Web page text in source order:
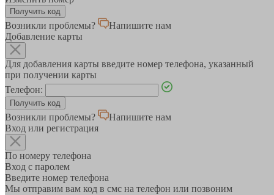
Возникли проблемы?
Напишите нам
Добавление карты
Для добавления карты введите номер телефона, указанный
при получении карты
Телефон:
Возникли проблемы?
Напишите нам
Вход или регистрация
По номеру телефона
Вход с паролем
Введите номер телефона
Мы отправим вам код в смс на телефон или позвоним